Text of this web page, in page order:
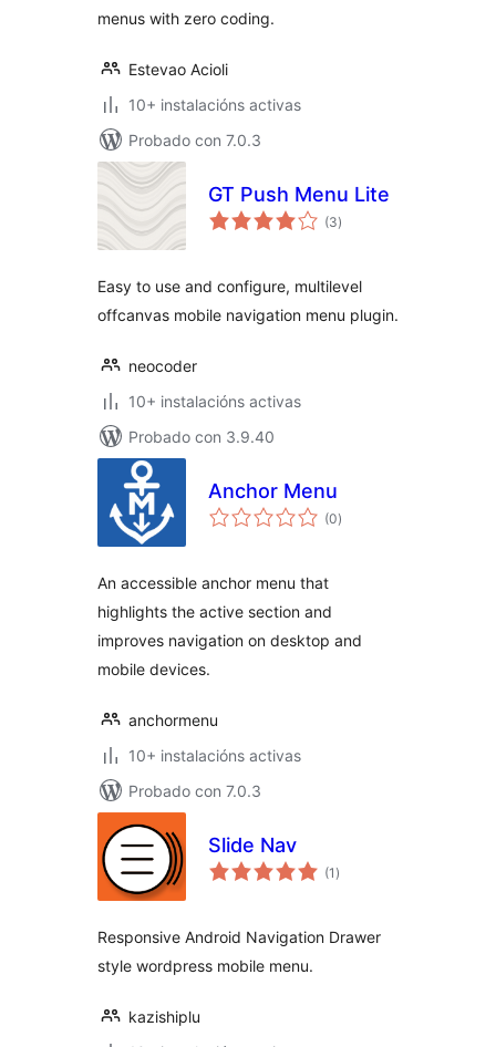
menus with zero coding.
Estevao Acioli
10+ instalacións activas
Probado con 7.0.3
GT Push Menu Lite
(3valoracións
totais
)
Easy to use and configure, multilevel
offcanvas mobile navigation menu plugin.
neocoder
10+ instalacións activas
Probado con 3.9.40
Anchor Menu
(0valoracións
totais
)
An accessible anchor menu that
highlights the active section and
improves navigation on desktop and
mobile devices.
anchormenu
10+ instalacións activas
Probado con 7.0.3
Slide Nav
(1 valoracións
totais
)
Responsive Android Navigation Drawer
style wordpress mobile menu.
kazishiplu